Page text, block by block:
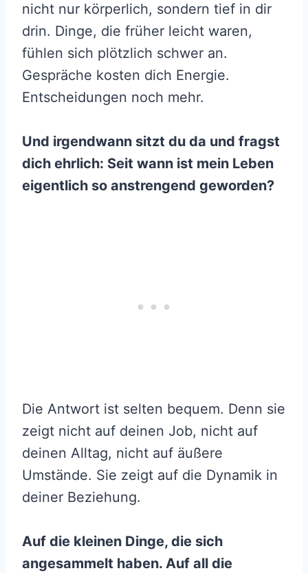
nicht nur körperlich, sondern tief in dir
drin. Dinge, die früher leicht waren,
fühlen sich plötzlich schwer an.
Gespräche kosten dich Energie.
Entscheidungen noch mehr.
Und irgendwann sitzt du da und fragst
dich ehrlich: Seit wann ist mein Leben
eigentlich so anstrengend geworden?
Die Antwort ist selten bequem. Denn sie
zeigt nicht auf deinen Job, nicht auf
deinen Alltag, nicht auf äußere
Umstände. Sie zeigt auf die Dynamik in
deiner Beziehung.
Auf die kleinen Dinge, die sich
angesammelt haben. Auf all die